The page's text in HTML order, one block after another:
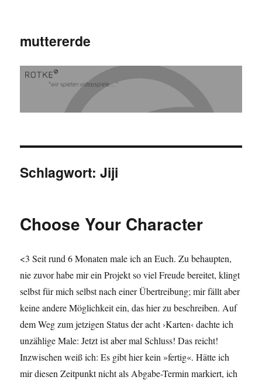
muttererde
Schlagwort:Jiji
Choose Your Character
<3 Seit rund 6 Monaten male ich an Euch. Zu behaupten,
nie zuvor habe mir ein Projekt so viel Freude bereitet, klingt
selbst für mich selbst nach einer Übertreibung; mir fällt aber
keine andere Möglichkeit ein, das hier zu beschreiben. Auf
dem Weg zum jetzigen Status der acht ›Karten‹ dachte ich
unzählige Male: Jetzt ist aber mal Schluss! Das reicht!
Inzwischen weiß ich: Es gibt hier kein »fertig«. Hätte ich
mir diesen Zeitpunkt nicht als Abgabe-Termin markiert, ich